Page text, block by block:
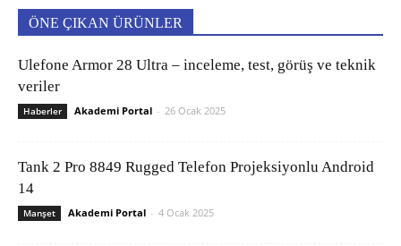
ÖNE ÇIKAN ÜRÜNLER
Ulefone Armor 28 Ultra – inceleme, test, görüş ve teknik
veriler
Haberler Akademi Portal - 26 Ocak 2025
Tank 2 Pro 8849 Rugged Telefon Projeksiyonlu Android
14
Manşet Akademi Portal - 4 Ocak 2025